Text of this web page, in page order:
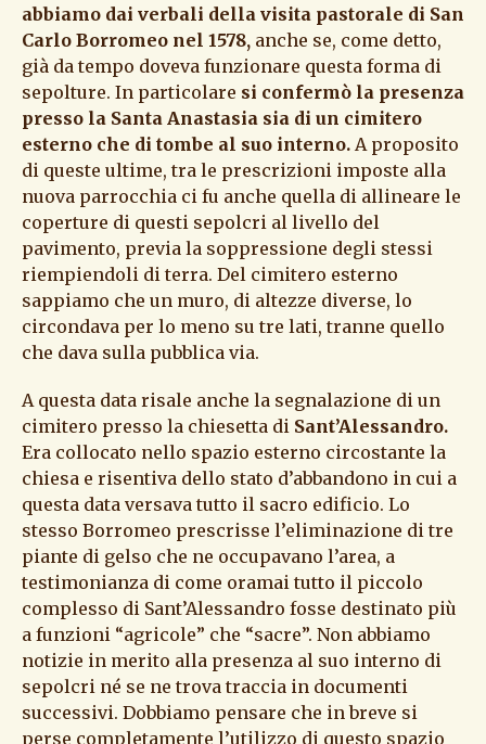
abbiamo dai verbali della visita pastorale di San
Carlo Borromeo nel 1578, anche se, come detto,
già da tempo doveva funzionare questa forma di
sepolture. In particolare si confermò la presenza
presso la Santa Anastasia sia di un cimitero
esterno che di tombe al suo interno. A proposito
di queste ultime, tra le prescrizioni imposte alla
nuova parrocchia ci fu anche quella di allineare le
coperture di questi sepolcri al livello del
pavimento, previa la soppressione degli stessi
riempiendoli di terra. Del cimitero esterno
sappiamo che un muro, di altezze diverse, lo
circondava per lo meno su tre lati, tranne quello
che dava sulla pubblica via.
A questa data risale anche la segnalazione di un
cimitero presso la chiesetta di Sant’Alessandro.
Era collocato nello spazio esterno circostante la
chiesa e risentiva dello stato d’abbandono in cui a
questa data versava tutto il sacro edificio. Lo
stesso Borromeo prescrisse l’eliminazione di tre
piante di gelso che ne occupavano l’area, a
testimonianza di come oramai tutto il piccolo
complesso di Sant’Alessandro fosse destinato più
a funzioni “agricole” che “sacre”. Non abbiamo
notizie in merito alla presenza al suo interno di
sepolcri né se ne trova traccia in documenti
successivi. Dobbiamo pensare che in breve si
perse completamente l’utilizzo di questo spazio